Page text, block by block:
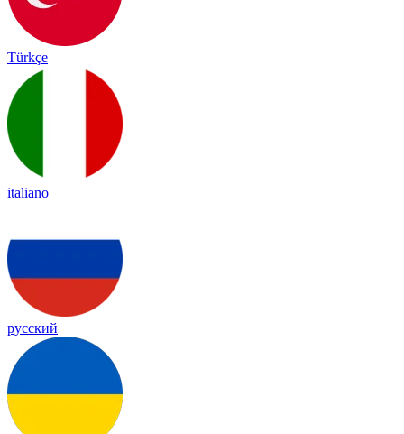
Türkçe
italiano
русский